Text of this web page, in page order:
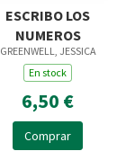
ESCRIBO LOS
NUMEROS
GREENWELL, JESSICA
En stock
6,50 €
Comprar